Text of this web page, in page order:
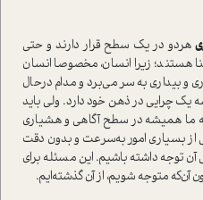
هر‌دو در یک سطح قرار دارند و حتی
زیرا انسان، مخصوصا انسان
و بیداری به سر می‌برد و مدام در‌حال
چرایی در ذهن خود دارد. ولی باید
ما همیشه در سطح آگاهی و هشیاری
از بسیاری امور به‌سرعت و بدون دقت
توجه داشته باشیم. این مسئله برای
آن‌که متوجه شویم، از آن گذشته‌ایم.